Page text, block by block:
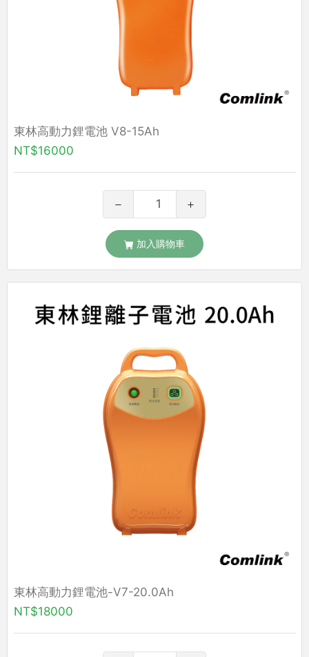
東林高動力鋰電池 V8-15Ah
NT$16000
加入購物車
東林高動力鋰電池-V7-20.0Ah
NT$18000